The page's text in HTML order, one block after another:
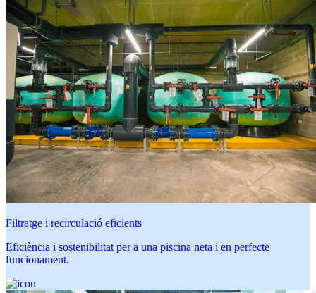
Filtratge i recirculació eficients
Eficiència i sostenibilitat per a una piscina neta i en perfecte
funcionament.